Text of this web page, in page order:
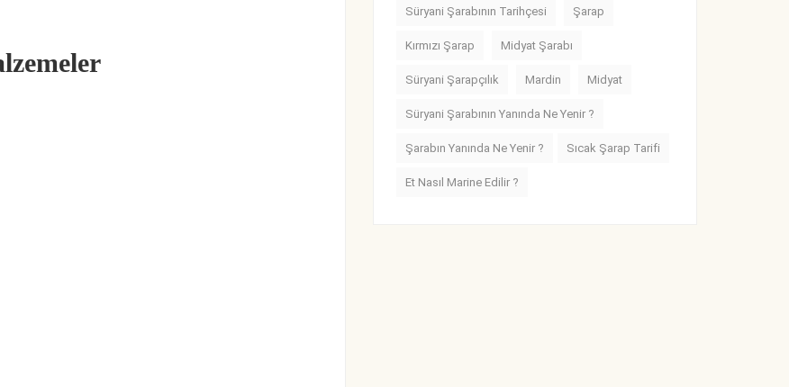
Süryani Şarabının Tarihçesi Şarap
Kırmızı Şarap Midyat Şarabı
Süryani Şarapçılık Mardin Midyat
Süryani Şarabının Yanında Ne Yenir ?
Şarabın Yanında Ne Yenir ? Sıcak Şarap Tarifi
Et Nasıl Marine Edilir ?